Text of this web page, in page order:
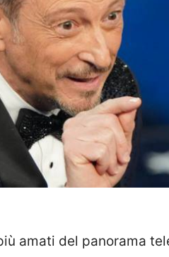
amati del panorama